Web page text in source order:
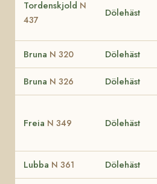
Tordenskjold N
437
Dölehäst
Bruna N 320 Dölehäst
Bruna N 326 Dölehäst
Freia N 349 Dölehäst
Lubba N 361 Dölehäst